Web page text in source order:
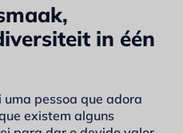
in één
uma pessoa que adora
existem alguns